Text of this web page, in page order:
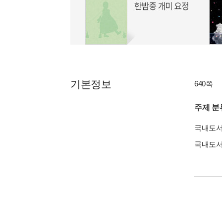
기본정보 640쪽
주제 분
국내도
국내도